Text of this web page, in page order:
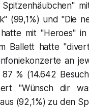
(99,1%) und "Die
hatte mit "Heroes"
Ballett hatte
an
% (14.642
"Wünsch dir
(92,1%) zu den